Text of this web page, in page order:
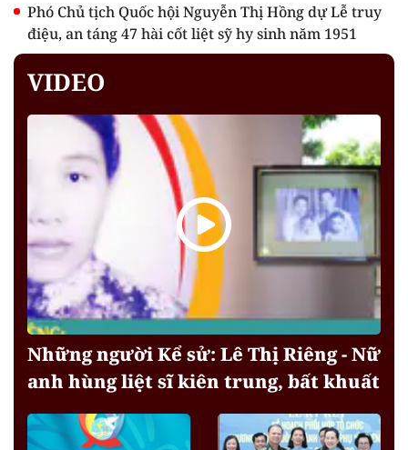
Phó Chủ tịch Quốc hội Nguyễn Thị Hồng dự Lễ truy
điệu, an táng 47 hài cốt liệt sỹ hy sinh năm 1951
VIDEO
Những người Kể sử: Lê Thị Riêng - Nữ
anh hùng liệt sĩ kiên trung, bất khuất